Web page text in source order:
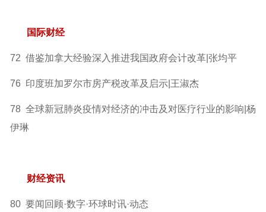
国际财经
72 借鉴加拿大经验深入推进我国政府会计改革|张均平
76 印度班加罗尔市房产税改革及启示|王淑杰
78 全球新冠肺炎疫情对经济的冲击及对医疗行业的影响|杨
伊琳
财经资讯
80 要闻回顾·数字·环球时讯·动态